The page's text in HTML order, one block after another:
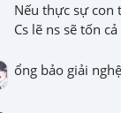
Nếu thực sự con
Cs lẽ ns sẽ tốn
ổng bảo giải